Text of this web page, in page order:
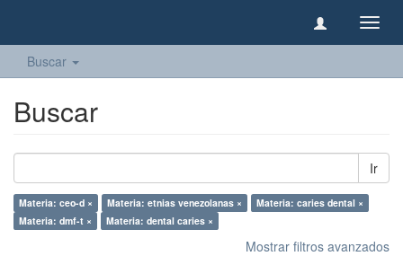
Buscar
Buscar
Ir
Materia: ceo-d × Materia: etnias venezolanas ×
Materia: caries dental ×
Materia: dmf-t ×
Materia: dental caries ×
Mostrar filtros avanzados